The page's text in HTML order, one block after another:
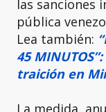
las sanciones
pública
Lea también:
45
traición en
La medida,